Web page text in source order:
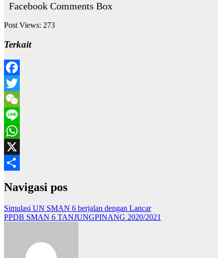
Facebook Comments Box
Post Views: 273
Terkait
Facebook
Twitter
WeChat
Line
WhatsApp
X
Navigasi pos
Simulasi UN SMAN 6 berjalan dengan Lancar
PPDB SMAN 6 TANJUNGPINANG 2020/2021